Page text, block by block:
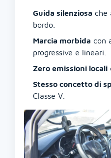
Guida silenziosa che
bordo.
Marcia morbida con
progressive e lineari.
Zero emissioni locali
Stesso concetto di
Classe V.